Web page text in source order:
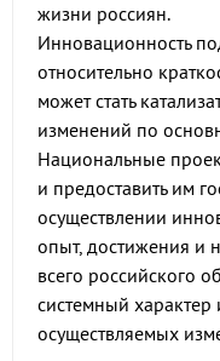
жизни россиян.
Инновационность
относительно
может стать
изменений по
Национальные
и предоставить им
осуществлении
опыт, достижения и
всего российского
системный характер
осуществляемых